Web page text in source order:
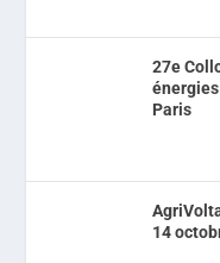
27e
Paris
14